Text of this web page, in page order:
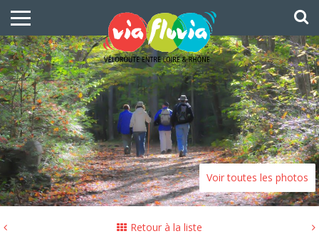
Voir toutes les photos
Retour à la liste